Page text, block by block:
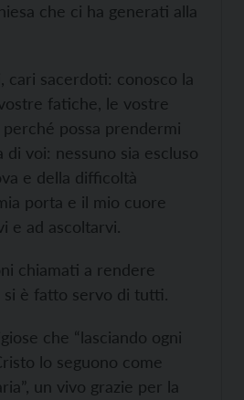
che ci ha generati alla
cari sacerdoti: conosco la
fatiche, le vostre
possa prendermi
voi: nessuno sia escluso
e della difficoltà
porta e il mio cuore
e ad ascoltarvi.
chiamati a rendere
è fatto servo di tutti.
che “lasciando ogni
lo seguono come
un vivo grazie per la